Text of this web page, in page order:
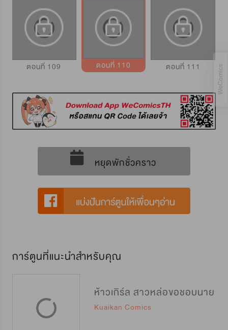
ตอนที่ 109 ตอนที่ 110 ตอนที่ 111
หยุดพักชั่วคราว
การ์ตูนที่แนะนำสำหรับคุณ
ห้าวเกิร์ล สาวหล่อขอชอบนาย
Kuaikan Comics